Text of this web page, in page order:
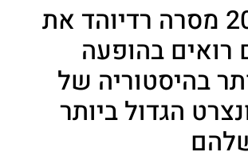
בשנת 2006 מסרה רדיוהד את
בהופעה
בהיסטוריה של
הגדול ביותר